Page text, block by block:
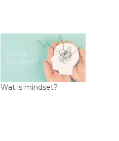
Wat is mindset?